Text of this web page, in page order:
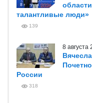
талантливые люди»
139
8 августа
России
318